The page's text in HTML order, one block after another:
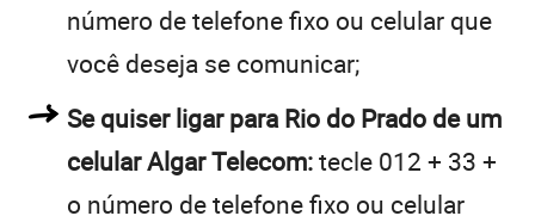
número de telefone fixo ou celular que
você deseja se comunicar;
Se quiser ligar para Rio do Prado de um
celular Algar Telecom:tecle 012 + 33 +
o número de telefone fixo ou celular